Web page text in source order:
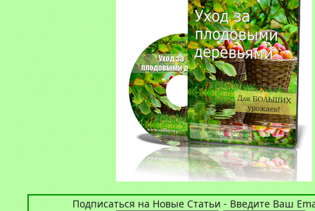
Подписаться на Новые Статьи - Введите Ваш